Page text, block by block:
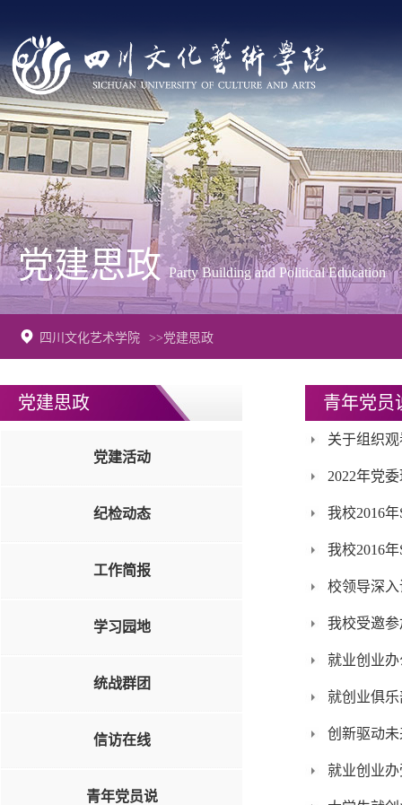
四川文化艺术学院 >>党建思政
党建思政 Party Building and Political Education
党建思政
党建活动
纪检动态
工作简报
学习园地
统战群团
信访在线
青年党员说
青年党员
关于组织
2022年党
我校2016
我校2016
校领导深
我校受邀
就业创业
就创业俱
创新驱动
就业创业